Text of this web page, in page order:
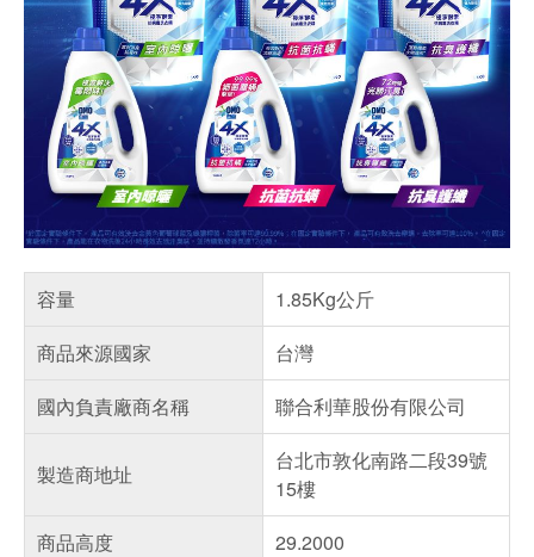
容量
1.85Kg公斤
商品來源國家
台灣
國內負責廠商名稱
聯合利華股份有限公司
製造商地址
台北市敦化南路二段39號
15樓
商品高度
29.2000